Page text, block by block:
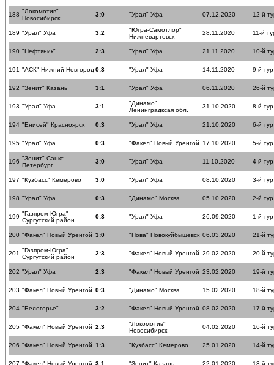
188 "Локомотив"
Новосибирск
3:0 "Урал" Уфа 07.12.2020 12-й
189 "Урал" Уфа 3:2
"Югра-Самотлор"
Нижневартовск
28.11.2020 11-й
190 "Нефтяник" 2:3 "Урал" Уфа 21.11.2020 10-й
191 "АСК" Нижний Новгород 0:3 "Урал" Уфа 14.11.2020 9-й тур
192 "Зенит" Казань 3:1 "Урал" Уфа 06.11.2020 26-й
193 "Урал" Уфа 3:1
"Динамо"
Ленинградксая обл.
31.10.2020 8-й тур
194 "Енисей" Красноярск 0:3 "Урал" Уфа 21.10.2020 6-й тур
195 "Урал" Уфа 0:3 "Факел" Новый Уренгой 17.10.2020 5-й тур
196 "Зенит" Санкт-
Петербург
3:0 "Урал" Уфа 11.10.2020 4-й тур
197 "Кузбасс" Кемерово 3:0 "Урал" Уфа 08.10.2020 3-й тур
198 "Урал" Уфа 0:3 "Динамо" Москва 05.10.2020 2-й тур
199 "Газпром-Югра"
Сургутский район
0:3 "Урал" Уфа 26.09.2020 1-й тур
200 "Факел" Новый Уренгой 3:0 "Нова" Новокуйбышевск 06.03.2020 21-й
201 "Газпром-Югра"
Сургутский район
2:3 "Факел" Новый Уренгой 29.02.2020 20-й
202 "Урал" Уфа 2:3 "Факел" Новый Уренгой 23.02.2020 19-й
203 "Факел" Новый Уренгой 0:3 "Динамо" Москва 15.02.2020 18-й
204 "Белогорье" 3:2 "Факел" Новый Уренгой 08.02.2020 17-й
205 "Факел" Новый Уренгой 2:3
"Локомотив"
Новосибирск
04.02.2020 16-й
206 "Факел" Новый Уренгой 1:3 "Кузбасс" Кемерово 25.01.2020 14-й
207 "Факел" Новый Уренгой 3:1 "Зенит" Казань 22.01.2020 13-й